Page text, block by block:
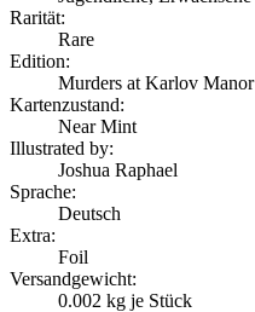
Rarität:
Rare
Edition:
Murders at Karlov Manor
Kartenzustand:
Near Mint
Illustrated by:
Joshua Raphael
Sprache:
Deutsch
Extra:
Foil
Versandgewicht:
0.002 kg je Stück